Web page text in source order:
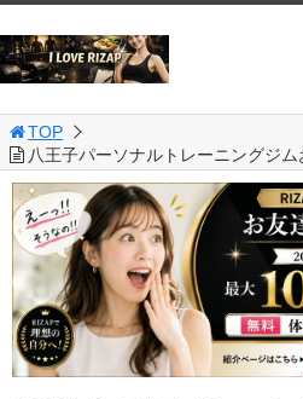
TOP
八王子パーソナルトレーニングジム